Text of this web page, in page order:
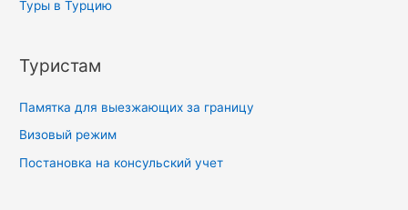
Туры в Турцию
Туристам
Памятка для выезжающих за границу
Визовый режим
Постановка на консульский учет